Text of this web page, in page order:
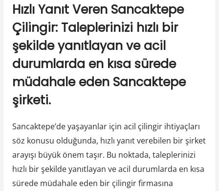
Hızlı Yanıt Veren Sancaktepe
Çilingir: Taleplerinizi hızlı bir
şekilde yanıtlayan ve acil
durumlarda en kısa sürede
müdahale eden Sancaktepe
şirketi.
Sancaktepe’de yaşayanlar için acil çilingir ihtiyaçları
söz konusu olduğunda, hızlı yanıt verebilen bir şirket
arayışı büyük önem taşır. Bu noktada, taleplerinizi
hızlı bir şekilde yanıtlayan ve acil durumlarda en kısa
sürede müdahale eden bir çilingir firmasına